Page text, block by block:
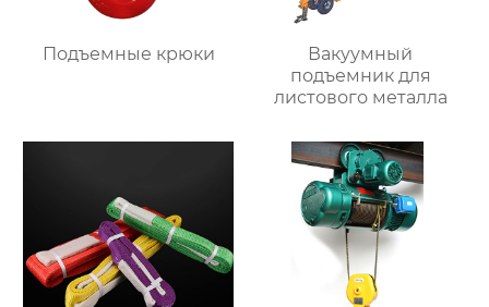
Подъемные крюки
Вакуумный
подъемник для
листового металла